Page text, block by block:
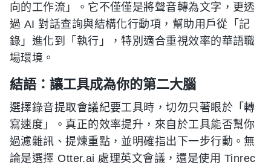
向的工作流」。它不僅僅是將聲音轉為文字，更透
過 AI 對話查詢與結構化行動項，幫助用戶從「記
錄」進化到「執行」，特別適合重視效率的華語職
場環境。
結語：讓工具成為你的第二大腦
選擇錄音提取會議紀要工具時，切勿只著眼於「轉
寫速度」。真正的效率提升，來自於工具能否幫你
過濾雜訊、提煉重點，並明確指出下一步行動。無
論是選擇 Otter.ai 處理英文會議，還是使用 Tinrec